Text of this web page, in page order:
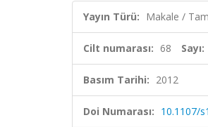
Yayın Türü: Makale /
Cilt numarası: 68 Sayı:
Basım Tarihi: 2012
Doi Numarası: 10.1107/